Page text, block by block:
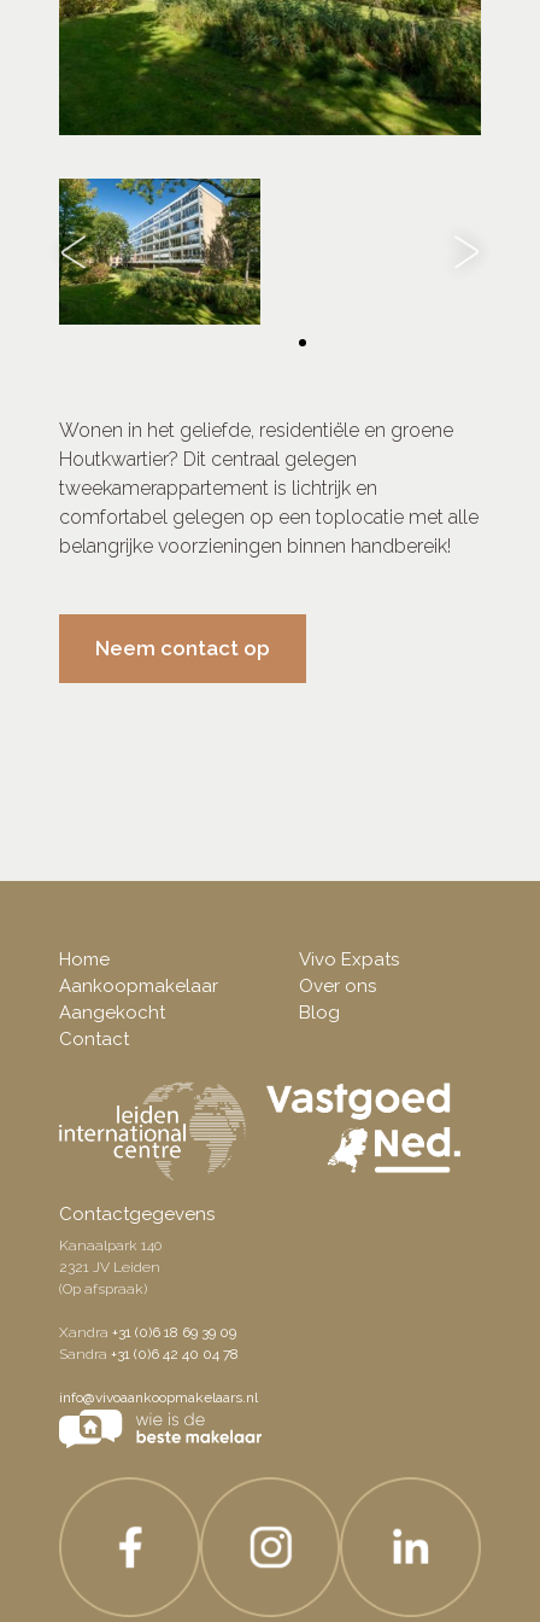
Wonen in het geliefde, residentiële en groene
Houtkwartier? Dit centraal gelegen
tweekamerappartement is lichtrijk en
comfortabel gelegen op een toplocatie met alle
belangrijke voorzieningen binnen handbereik!
Neem contact op
Home
Aankoopmakelaar
Aangekocht
Vivo Expats
Over ons
Blog
Contact
Contactgegevens
Kanaalpark 140
2321 JV Leiden
(Op afspraak)
Xandra+31 (0)6 18 69 39 09
Sandra+31 (0)6 42 40 04 78
info@vivoaankoopmakelaars.nl